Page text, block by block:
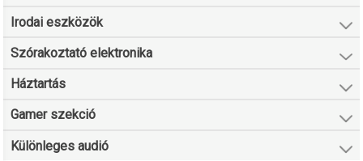
Irodai eszközök
Szórakoztató elektronika
Háztartás
Gamer szekció
Különleges audió